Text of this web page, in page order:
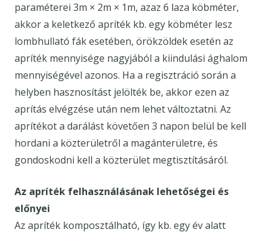
paraméterei 3m × 2m × 1m, azaz 6 laza köbméter,
akkor a keletkező apríték kb. egy köbméter lesz
lombhullató fák esetében, örökzöldek esetén az
apríték mennyisége nagyjából a kiindulási ághalom
mennyiségével azonos. Ha a regisztráció során a
helyben hasznosítást jelölték be, akkor ezen az
aprítás elvégzése után nem lehet változtatni. Az
aprítékot a darálást követően 3 napon belül be kell
hordani a közterületről a magánterületre, és
gondoskodni kell a közterület megtisztításáról.
Az apríték felhasználásának lehetőségei és
előnyei
Az apríték komposztálható, így kb. egy év alatt